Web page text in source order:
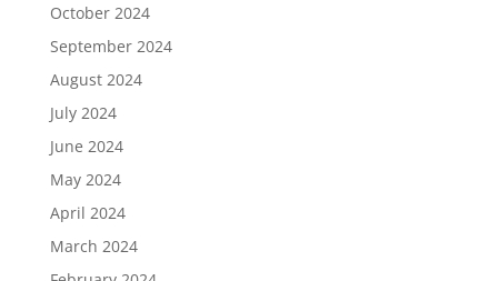
October 2024
September 2024
August 2024
July 2024
June 2024
May 2024
April 2024
March 2024